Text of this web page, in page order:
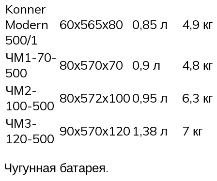
Konner
Modern
500/1
60х565х80 0,85 л 4,9 кг
ЧМ1-70-
500
80х570х70 0,9 л
4,8 кг
ЧМ2-
100-500 80х572х1000,95 л
6,3 кг
ЧМ3-
120-500 90х570х120 1,38 л 7 кг
Чугунная батарея.